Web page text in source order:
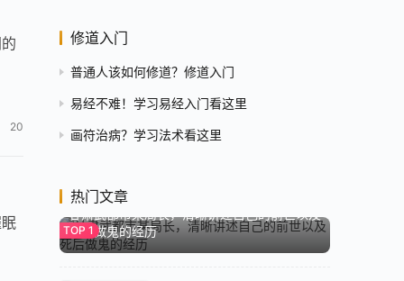
20
修道入门
普通人该如何修道？修道入门
易经不难！学习易经入门看这里
画符治病？学习法术看这里
热门文章
8.0K
甘肃武都市某局长，清晰讲述自己的前世以及
死后做鬼的经历